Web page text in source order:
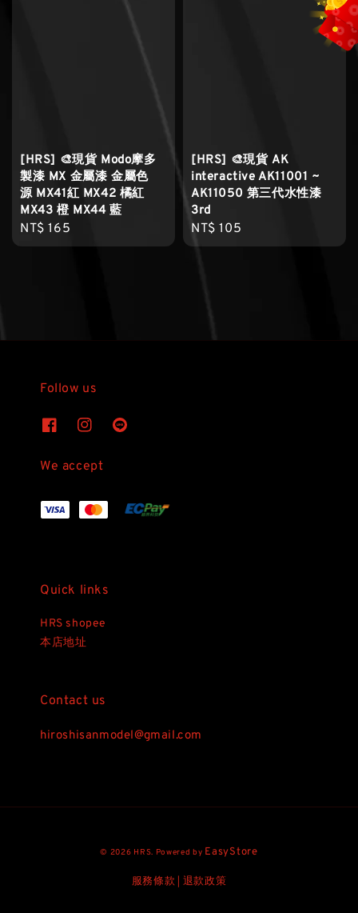
[HRS] 🎨現貨 Modo摩多
製漆 MX 金屬漆 金屬色
源 MX41紅 MX42 橘紅
MX43 橙 MX44 藍
Regular
price
NT$ 165
[HRS] 🎨現貨 AK
interactive AK11001 ~
AK11050 第三代水性漆
3rd
Regular
price
NT$ 105
Follow us
We accept
Quick links
HRS shopee
本店地址
Contact us
hiroshisanmodel@gmail.com
© 2026 HRS. Powered by EasyStore
服務條款 退款政策